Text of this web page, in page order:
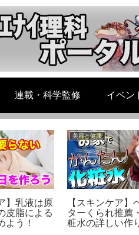
連載・科学監修 イベン
】乳液は原
皮脂による
よう！
美容と健康
【スキンケア】
ターくられ推薦
粧水の詳しい作